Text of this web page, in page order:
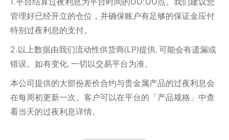
管理好已经开立的仓位，并确保账户有足够的保证金应付
特别过夜利息的支付。
2.以上数据由我们流动性供货商(LP)提供, 可能会有遗漏或
错误。如有变化, 一切以交易平台为准。
本公司提供的大部份差价合约与贵金属产品的过夜利息会
在每周初更新一次。客户可以在平台的「产品规格」中查
看当天的过夜利息详情。